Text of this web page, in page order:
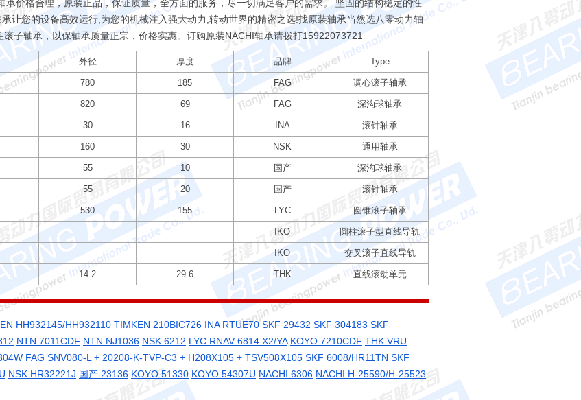
承价格合理，原装正品，保证质量，全方面的服务，尽一切满足客户的需求。 坚固的结构稳定的性
让您的设备高效运行,为您的机械注入强大动力,转动世界的精密之选!找原装轴承当然选八零动力轴
子轴承，以保轴承质量正宗，价格实惠。订购原装NACHI轴承请拨打15922073721
外径 厚度 品牌 Type
780 185 FAG 调心滚子轴承
820 69 FAG 深沟球轴承
30 16 INA 滚针轴承
160 30 NSK 通用轴承
55 10 国产 深沟球轴承
55 20 国产 滚针轴承
530 155 LYC 圆锥滚子轴承
IKO 圆柱滚子型直线导轨
IKO 交叉滚子直线导轨
14.2 29.6 THK 直线滚动单元
HH932145/HH932110 TIMKEN 210BIC726 INA RTUE70 SKF 29432 SKF 304183 SKF
NTN 7011CDF NTN NJ1036 NSK 6212 LYC RNAV 6814 X2/YA KOYO 7210CDF THK VRU
FAG SNV080-L + 20208-K-TVP-C3 + H208X105 + TSV508X105 SKF 6008/HR11TN SKF
NSK HR32221J 国产 23136 KOYO 51330 KOYO 54307U NACHI 6306 NACHI H-25590/H-25523